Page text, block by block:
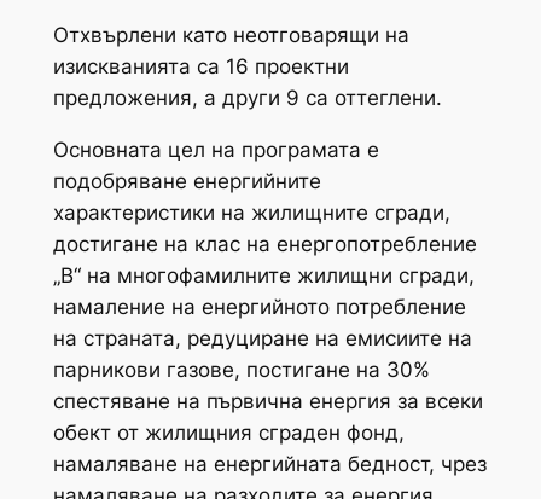
Отхвърлени като неотговарящи на
изискванията са 16 проектни
предложения, а други 9 са оттеглени.
Основната цел на програмата е
подобряване енергийните
характеристики на жилищните сгради,
достигане на клас на енергопотребление
„В“ на многофамилните жилищни сгради,
намаление на енергийното потребление
на страната, редуциране на емисиите на
парникови газове, постигане на 30%
спестяване на първична енергия за всеки
обект от жилищния сграден фонд,
намаляване на енергийната бедност, чрез